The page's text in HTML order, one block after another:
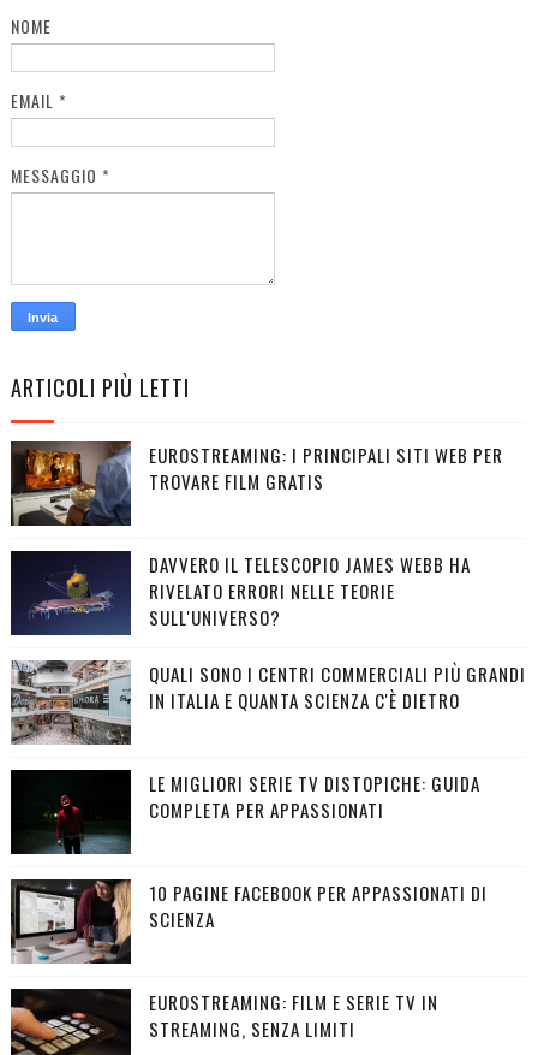
NOME
EMAIL *
MESSAGGIO *
ARTICOLI PIÙ LETTI
EUROSTREAMING: I PRINCIPALI SITI WEB PER
TROVARE FILM GRATIS
DAVVERO IL TELESCOPIO JAMES WEBB HA
RIVELATO ERRORI NELLE TEORIE
SULL'UNIVERSO?
QUALI SONO I CENTRI COMMERCIALI PIÙ GRANDI
IN ITALIA E QUANTA SCIENZA C'È DIETRO
LE MIGLIORI SERIE TV DISTOPICHE: GUIDA
COMPLETA PER APPASSIONATI
10 PAGINE FACEBOOK PER APPASSIONATI DI
SCIENZA
EUROSTREAMING: FILM E SERIE TV IN
STREAMING, SENZA LIMITI